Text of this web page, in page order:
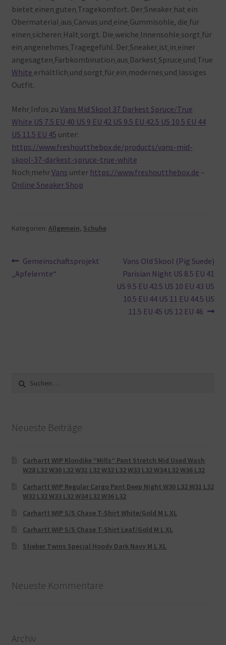
bietet einen guten Tragekomfort. Der Sneaker hat ein
Obermaterial aus Canvas und eine Gummisohle, die für
einen sicheren Halt sorgt. Die weiche Innensohle sorgt für
ein angenehmes Tragegefühl. Der Sneaker ist in einer
angesagten Farbkombination aus Darkest Spruce und True
White erhältlich und sorgt für ein modernes und lässiges
Outfit.
Mehr Infos zu Vans Mid Skool 37 Darkest Spruce/True
White US 7.5 EU 40 US 9 EU 42 US 9.5 EU 42.5 US 10.5 EU 44
US 11.5 EU 45 unter:
https://www.freshoutthebox.de/products/vans-mid-
skool-37-darkest-spruce-true-white
Noch mehrVans unter https://www.freshoutthebox.de –
Online Sneaker Shop
Kategorien: Allgemein, Schuhe
Beitragsnavigation
Vorheriger
Beitrag:
Gemeinschaftsprojekt
„Apfelernte“
Nächster
Beitrag:
Vans Old Skool (Pig Suede)
Parisian Night US 8.5 EU 41
US 9.5 EU 42.5 US 10 EU 43 US
10.5 EU 44 US 11 EU 44.5 US
11.5 EU 45 US 12 EU 46
nach:
Neueste Beiträge
Carhartt WIP Klondike “Mills“ Pant Stretch Mid Used Wash
W28 L32 W30 L32 W31 L32 W32 L32 W33 L32 W34 L32 W36 L32
Carhartt WIP Regular Cargo Pant Deep Night W30 L32 W31 L32
W32 L32 W33 L32 W34 L32 W36 L32
Carhartt WIP S/S Chase T-Shirt White/Gold M L XL
Carhartt WIP S/S Chase T-Shirt Leaf/Gold M L XL
Stieber Twins Special Hoody Dark Navy M L XL
Neueste Kommentare
Archiv